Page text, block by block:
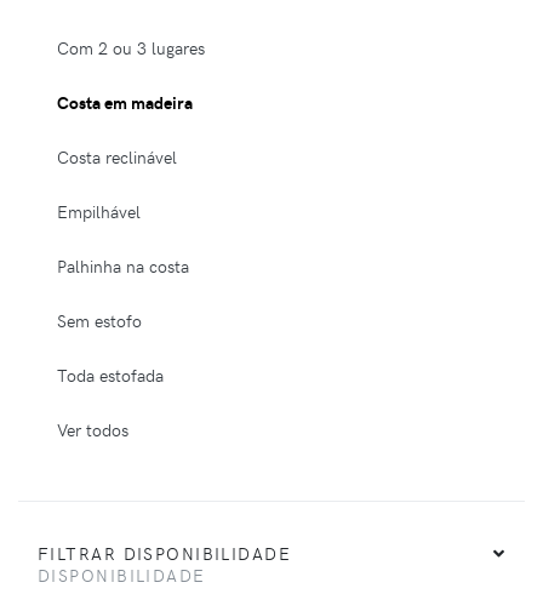
Com 2 ou 3 lugares
Costa em madeira
Costa reclinável
Empilhável
Palhinha na costa
Sem estofo
Toda estofada
Ver todos
FILTRAR DISPONIBILIDADE
DISPONIBILIDADE